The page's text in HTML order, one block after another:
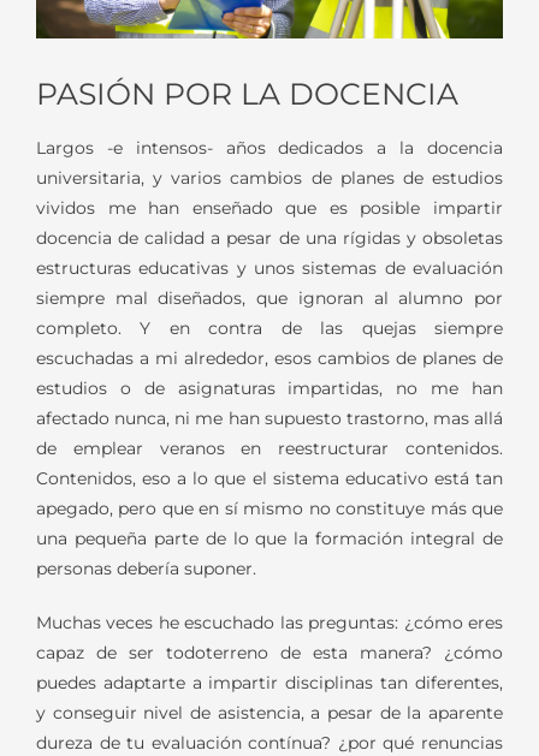
PASIÓN POR LA DOCENCIA
Largos -e intensos- años dedicados a la docencia
universitaria, y varios cambios de planes de estudios
vividos me han enseñado que es posible impartir
docencia de calidad a pesar de una rígidas y obsoletas
estructuras educativas y unos sistemas de evaluación
siempre mal diseñados, que ignoran al alumno por
completo. Y en contra de las quejas siempre
escuchadas a mi alrededor, esos cambios de planes de
estudios o de asignaturas impartidas, no me han
afectado nunca, ni me han supuesto trastorno, mas allá
de emplear veranos en reestructurar contenidos.
Contenidos, eso a lo que el sistema educativo está tan
apegado, pero que en sí mismo no constituye más que
una pequeña parte de lo que la formación integral de
personas debería suponer.
Muchas veces he escuchado las preguntas: ¿cómo eres
capaz de ser todoterreno de esta manera? ¿cómo
puedes adaptarte a impartir disciplinas tan diferentes,
y conseguir nivel de asistencia, a pesar de la aparente
dureza de tu evaluación contínua? ¿por qué renuncias